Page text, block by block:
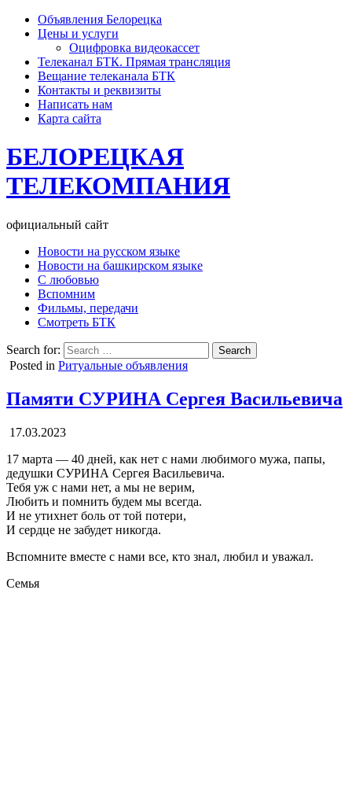
Объявления Белорецка
Цены и услуги
Оцифровка видеокассет
Телеканал БТК. Прямая трансляция
Вещание телеканала БТК
Контакты и реквизиты
Написать нам
Карта сайта
БЕЛОРЕЦКАЯ
ТЕЛЕКОМПАНИЯ
официальный сайт
Новости на русском языке
Новости на башкирском языке
С любовью
Вспомним
Фильмы, передачи
Смотреть БТК
Search for:
Posted in Ритуальные объявления
Памяти СУРИНА Сергея Васильевича
17.03.2023
17 марта — 40 дней, как нет с нами любимого мужа, папы,
дедушки СУРИНА Сергея Васильевича.
Тебя уж с нами нет, а мы не верим,
Любить и помнить будем мы всегда.
И не утихнет боль от той потери,
И сердце не забудет никогда.
Вспомните вместе с нами все, кто знал, любил и уважал.
Семья